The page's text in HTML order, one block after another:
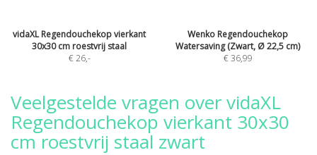
vidaXL Regendouchekop vierkant
30x30 cm roestvrij staal
€ 26,-
Wenko Regendouchekop
Watersaving (Zwart, Ø 22,5 cm)
€ 36,99
Veelgestelde vragen over vidaXL
Regendouchekop vierkant 30x30
cm roestvrij staal zwart